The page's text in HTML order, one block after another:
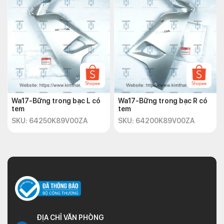
Wa17-Bững trong bạc L có
tem
SKU: 64250K89V00ZA
Wa17-Bững trong bạc R có
tem
SKU: 64200K89V00ZA
ĐỊA CHỈ VĂN PHÒNG